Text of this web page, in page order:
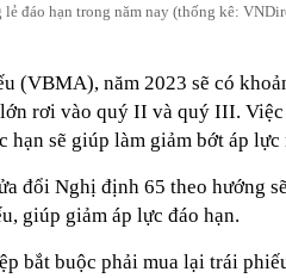
đáo hạn trong năm nay (thống kê:
(VBMA), năm 2023 sẽ có
rơi vào quý II và quý III. Việc
sẽ giúp làm giảm bớt áp lực
đổi Nghị định 65 theo hướng
giúp giảm áp lực đáo hạn.
bắt buộc phải mua lại trái